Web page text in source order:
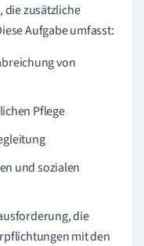
die zusätzliche
Aufgabe umfasst:
von
Pflege
und sozialen
die
mit den